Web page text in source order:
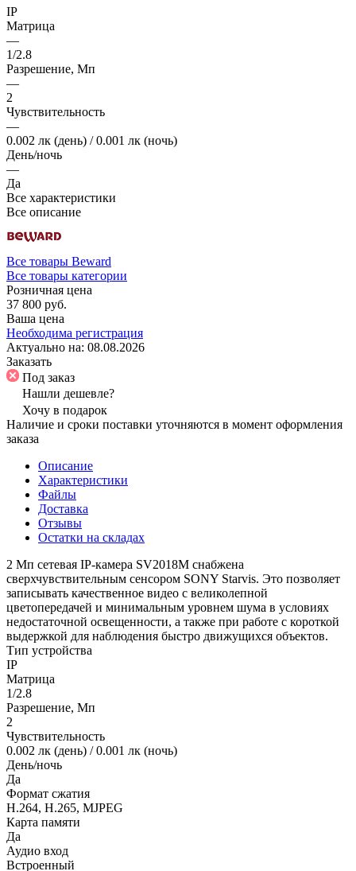
IP
Матрица
—
1/2.8
Разрешение, Мп
—
2
Чувствительность
—
0.002 лк (день) / 0.001 лк (ночь)
День/ночь
—
Да
Все характеристики
Все описание
Все товары Beward
Все товары категории
Розничная цена
37 800 руб.
Ваша цена
Необходима регистрация
Актуально на: 08.08.2026
Заказать
Под заказ
Нашли дешевле?
Хочу в подарок
Наличие и сроки поставки уточняются в момент оформления
заказа
Описание
Характеристики
Файлы
Доставка
Отзывы
Остатки на складах
2 Мп сетевая IP-камера SV2018M снабжена
сверхчувствительным сенсором SONY Starvis. Это позволяет
записывать качественное видео с великолепной
цветопередачей и минимальным уровнем шума в условиях
недостаточной освещенности, а также при работе с короткой
выдержкой для наблюдения быстро движущихся объектов.
Тип устройства
IP
Матрица
1/2.8
Разрешение, Мп
2
Чувствительность
0.002 лк (день) / 0.001 лк (ночь)
День/ночь
Да
Формат сжатия
H.264, H.265, MJPEG
Карта памяти
Да
Аудио вход
Встроенный